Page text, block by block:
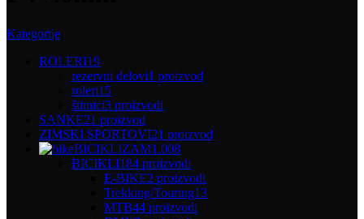
Kategorije
ROLERI19
rezervni delovi1 proizvod
roleri15
štitnici3 proizvodi
SANKE21 proizvod
ZIMSKI SPORTOVI21 proizvod
BICIKLIZAM1.008
BICIKLI184 proizvodi
E-BIKE2 proizvodi
Trekking/Touring13
MTB44 proizvodi